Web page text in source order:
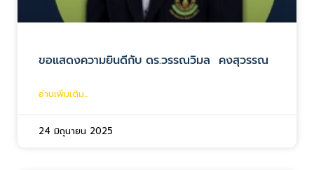
ขอแสดงความยินดีกับ ดร.วรรณวิมล คงสุวรรณ
อ่านเพิ่มเติม...
24 มิถุนายน 2025